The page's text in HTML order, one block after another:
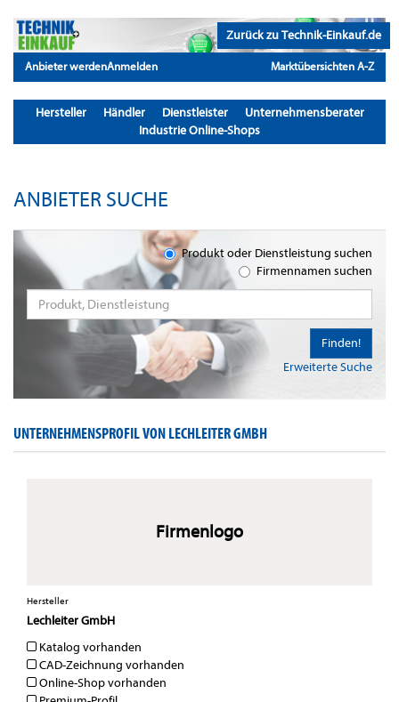
Zurück zu Technik-Einkauf.de
Anbieter werdenAnmelden Marktübersichten A-Z
Hersteller Händler Dienstleister
Unternehmensberater
Industrie Online-Shops
ANBIETER SUCHE
Produkt oder Dienstleistung suchen
Firmennamen suchen
Erweiterte Suche
Finden!
UNTERNEHMENSPROFIL VON LECHLEITER GMBH
Firmenlogo
Hersteller
Lechleiter GmbH
Katalog vorhanden
CAD-Zeichnung vorhanden
Online-Shop vorhanden